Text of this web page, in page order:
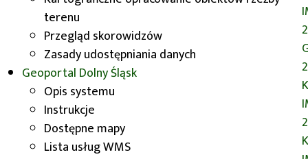
terenu
Przegląd skorowidzów
Zasady udostępniania danych
Geoportal Dolny Śląsk
Opis systemu
Instrukcje
Dostępne mapy
Lista usług WMS
naukowe z trzech czołowych
wrocławskich uczelni: Politechniki
Wrocławskiej, Uniwersytetu
Przyrodniczego we Wrocławiu oraz
Uniwersytetu Wrocławskiego. 16
listopada na naszym stoisku
prezentowaliśmy Geoportal
Śląskoraz informowaliśmy o pracach